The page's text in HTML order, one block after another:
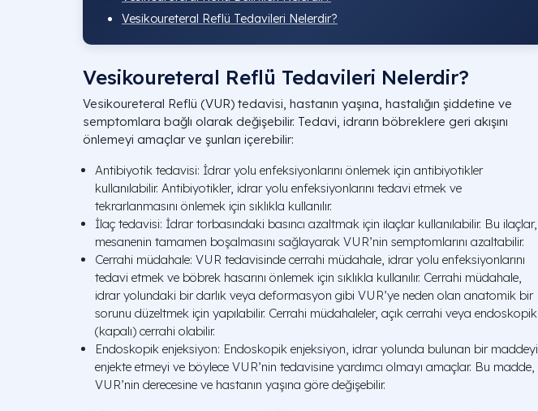
Vesikoureteral Reflü Tedavileri Nelerdir?
Vesikoureteral Reflü Tedavileri Nelerdir?
Vesikoureteral Reflü (VUR) tedavisi, hastanın yaşına, hastalığın şiddetine ve
semptomlara bağlı olarak değişebilir. Tedavi, idrarın böbreklere geri akışını
önlemeyi amaçlar ve şunları içerebilir:
Antibiyotik tedavisi: İdrar yolu enfeksiyonlarını önlemek için antibiyotikler
kullanılabilir. Antibiyotikler, idrar yolu enfeksiyonlarını tedavi etmek ve
tekrarlanmasını önlemek için sıklıkla kullanılır.
İlaç tedavisi: İdrar torbasındaki basıncı azaltmak için ilaçlar kullanılabilir. Bu ilaçlar,
mesanenin tamamen boşalmasını sağlayarak VUR’nin semptomlarını azaltabilir.
Cerrahi müdahale: VUR tedavisinde cerrahi müdahale, idrar yolu enfeksiyonlarını
tedavi etmek ve böbrek hasarını önlemek için sıklıkla kullanılır. Cerrahi müdahale,
idrar yolundaki bir darlık veya deformasyon gibi VUR’ye neden olan anatomik bir
sorunu düzeltmek için yapılabilir. Cerrahi müdahaleler, açık cerrahi veya endoskopik
(kapalı) cerrahi olabilir.
Endoskopik enjeksiyon: Endoskopik enjeksiyon, idrar yolunda bulunan bir maddeyi
enjekte etmeyi ve böylece VUR’nin tedavisine yardımcı olmayı amaçlar. Bu madde,
VUR’nin derecesine ve hastanın yaşına göre değişebilir.